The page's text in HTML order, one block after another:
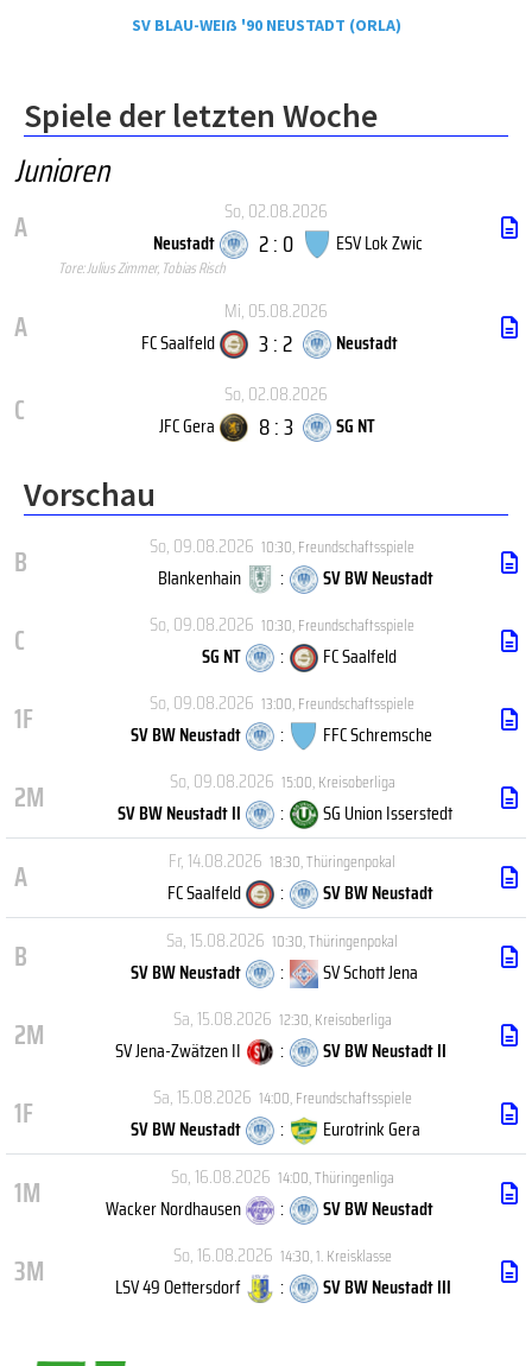
SV BLAU-WEIẞ '90 NEUSTADT (ORLA)
Spiele der letzten Woche
Junioren
A
So, 02.08.2026
Neustadt
2 : 0 ESV Lok Zwic
Tore: Julius Zimmer, Tobias Risch
A
Mi, 05.08.2026
FC Saalfeld
3 : 2 Neustadt
C
So, 02.08.2026
JFC Gera
8 : 3 SG NT
Vorschau
B So, 09.08.2026 10:30,Freundschaftsspiele
Blankenhain : SV BW Neustadt
C So, 09.08.2026 10:30,Freundschaftsspiele
SG NT : FC Saalfeld
1F So, 09.08.2026 13:00,Freundschaftsspiele
SV BW Neustadt : FFC Schremsche
2M So, 09.08.2026 15:00,Kreisoberliga
SV BW Neustadt II : SG Union Isserstedt
A Fr, 14.08.2026 18:30,Thüringenpokal
FC Saalfeld : SV BW Neustadt
B Sa, 15.08.2026 10:30,Thüringenpokal
SV BW Neustadt : SV Schott Jena
2M Sa, 15.08.2026 12:30,Kreisoberliga
SV Jena-Zwätzen II : SV BW Neustadt II
1F Sa, 15.08.2026 14:00,Freundschaftsspiele
SV BW Neustadt : Eurotrink Gera
1M So, 16.08.2026 14:00,Thüringenliga
Wacker Nordhausen : SV BW Neustadt
3M So, 16.08.2026 14:30,1. Kreisklasse
LSV 49 Oettersdorf : SV BW Neustadt III